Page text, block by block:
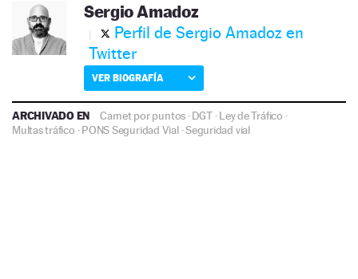
Sergio Amadoz
Perfil de Sergio Amadoz en
Twitter
VER BIOGRAFÍA
ARCHIVADO EN Carnet por puntos ·DGT·Ley de Tráfico ·
Multas tráfico ·PONS Seguridad Vial·Seguridad vial